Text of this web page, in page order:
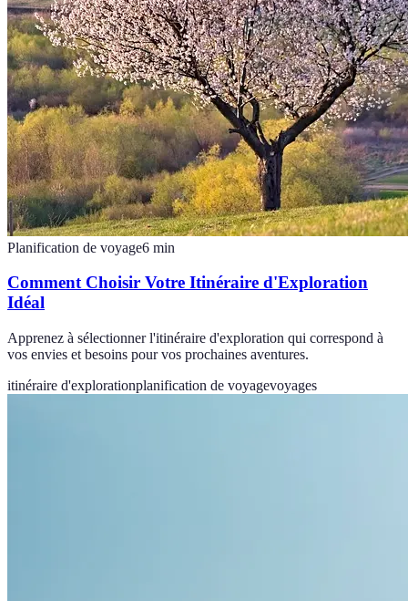
Planification de voyage6 min
Comment Choisir Votre Itinéraire d'Exploration
Idéal
Apprenez à sélectionner l'itinéraire d'exploration qui correspond à
vos envies et besoins pour vos prochaines aventures.
itinéraire d'explorationplanification de voyagevoyages